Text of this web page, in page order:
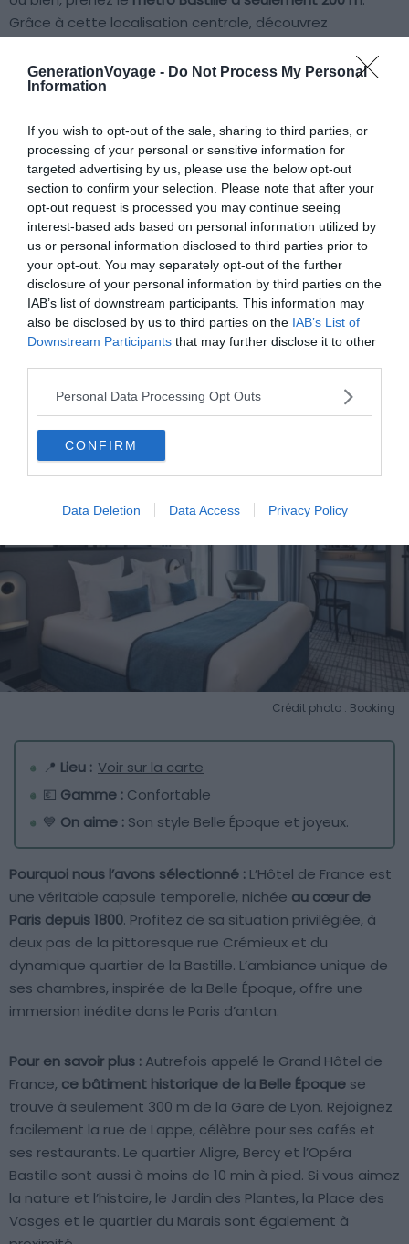
GenerationVoyage - Do Not Process My Personal
Information
If you wish to opt-out of the sale, sharing to third parties, or
processing of your personal or sensitive information for
targeted advertising by us, please use the below opt-out
section to confirm your selection. Please note that after your
opt-out request is processed you may continue seeing
interest-based ads based on personal information utilized by
us or personal information disclosed to third parties prior to
your opt-out. You may separately opt-out of the further
disclosure of your personal information by third parties on the
IAB’s list of downstream participants. This information may
also be disclosed by us to third parties on the IAB’s List of
Downstream Participants that may further disclose it to other
Personal Data Processing Opt Outs
CONFIRM
Data Deletion Data Access Privacy Policy
Grâce à cette localisation centrale, découvrez
musée du Louvre, l’Opéra ou l’Arc de Triomphe. Les
Jardins Botaniques sont à seulement 1 km.
Voir cet hôtel
L’Hôtel de France
Hôtel Belle Epoque proche de nombreuses
attractions parisiennes
Crédit photo : Booking
📍 Lieu : Voir sur la carte
💶 Gamme : Confortable
💙 On aime : Son style Belle Époque et joyeux.
Pourquoi nous l’avons sélectionné : L’Hôtel de France est
une véritable capsule temporelle, nichée au cœur de
Paris depuis 1800. Profitez de sa situation privilégiée, à
deux pas de la pittoresque rue Crémieux et du
dynamique quartier de la Bastille. L’ambiance unique de
ses chambres, inspirée de la Belle Époque, offre une
immersion inédite dans le Paris d’antan.
Pour en savoir plus : Autrefois appelé le Grand Hôtel de
France, ce bâtiment historique de la Belle Époque se
trouve à seulement 300 m de la Gare de Lyon. Rejoignez
facilement la rue de Lappe, célèbre pour ses cafés et
ses restaurants. Le quartier Aligre, Bercy et l’Opéra
Bastille sont aussi à moins de 10 min à pied. Si vous aimez
la nature et l’histoire, le Jardin des Plantes, la Place des
Vosges et le quartier du Marais sont également à